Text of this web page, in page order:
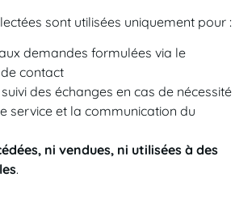
sont utilisées uniquement pour :
demandes formulées via le
contact
des échanges en cas de nécessité
service et la communication du
ni vendues, ni utilisées à des
.